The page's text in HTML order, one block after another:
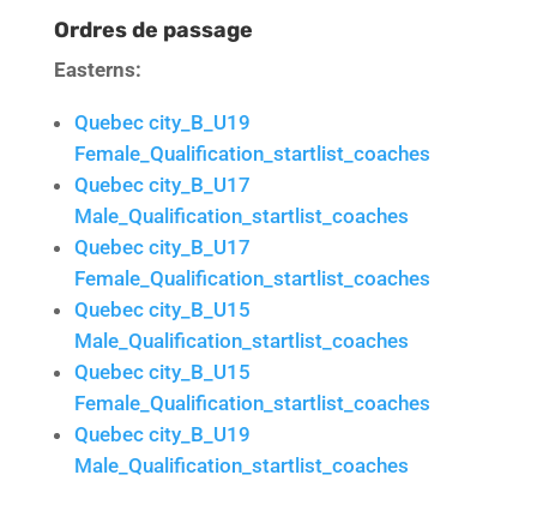
Ordres de passage
Easterns:
Quebec city_B_U19
Female_Qualification_startlist_coaches
Quebec city_B_U17
Male_Qualification_startlist_coaches
Quebec city_B_U17
Female_Qualification_startlist_coaches
Quebec city_B_U15
Male_Qualification_startlist_coaches
Quebec city_B_U15
Female_Qualification_startlist_coaches
Quebec city_B_U19
Male_Qualification_startlist_coaches